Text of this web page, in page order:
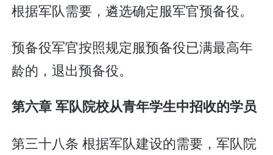
根据军队需要，遴选确定服军官预备役。
预备役军官按照规定服预备役已满最高年
龄的，退出预备役。
第六章 军队院校从青年学生中招收的学员
第三十八条 根据军队建设的需要，军队院